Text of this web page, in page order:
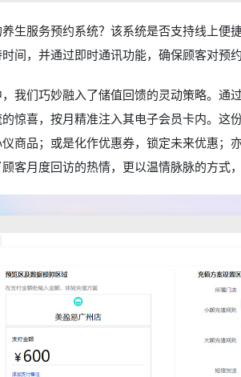
生服务预约系统？该系统是否支持线上便
间，并通过即时通讯功能，确保顾客对预
我们巧妙融入了储值回馈的灵动策略。通
惊喜，按月精准注入其电子会员卡内。
商品；或是化作优惠券，锁定未来优惠
客月度回访的热情，更以温情脉脉的方式